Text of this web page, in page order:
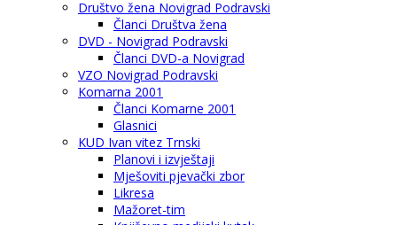
Društvo žena Novigrad Podravski
Članci Društva žena
DVD - Novigrad Podravski
Članci DVD-a Novigrad
VZO Novigrad Podravski
Komarna 2001
Članci Komarne 2001
Glasnici
KUD Ivan vitez Trnski
Planovi i izvještaji
Mješoviti pjevački zbor
Likresa
Mažoret-tim